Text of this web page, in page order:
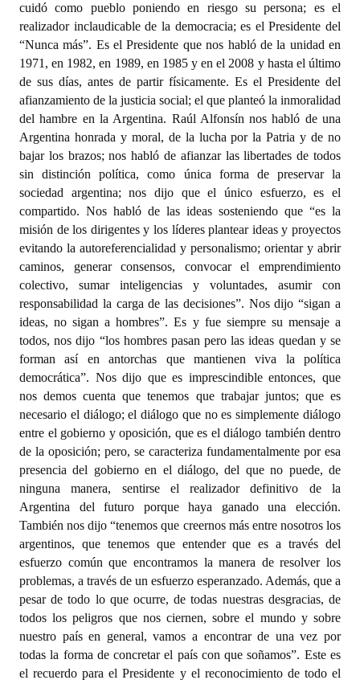
cuidó como pueblo poniendo en riesgo su persona; es el
realizador inclaudicable de la democracia; es el Presidente del
“Nunca más”. Es el Presidente que nos habló de la unidad en
1971, en 1982, en 1989, en 1985 y en el 2008 y hasta el último
de sus días, antes de partir físicamente. Es el Presidente del
afianzamiento de la justicia social; el que planteó la inmoralidad
del hambre en la Argentina. Raúl Alfonsín nos habló de una
Argentina honrada y moral, de la lucha por la Patria y de no
bajar los brazos; nos habló de afianzar las libertades de todos
sin distinción política, como única forma de preservar la
sociedad argentina; nos dijo que el único esfuerzo, es el
compartido. Nos habló de las ideas sosteniendo que “es la
misión de los dirigentes y los líderes plantear ideas y proyectos
evitando la autoreferencialidad y personalismo; orientar y abrir
caminos, generar consensos, convocar el emprendimiento
colectivo, sumar inteligencias y voluntades, asumir con
responsabilidad la carga de las decisiones”. Nos dijo “sigan a
ideas, no sigan a hombres”. Es y fue siempre su mensaje a
todos, nos dijo “los hombres pasan pero las ideas quedan y se
forman así en antorchas que mantienen viva la política
democrática”. Nos dijo que es imprescindible entonces, que
nos demos cuenta que tenemos que trabajar juntos; que es
necesario el diálogo; el diálogo que no es simplemente diálogo
entre el gobierno y oposición, que es el diálogo también dentro
de la oposición; pero, se caracteriza fundamentalmente por esa
presencia del gobierno en el diálogo, del que no puede, de
ninguna manera, sentirse el realizador definitivo de la
Argentina del futuro porque haya ganado una elección.
También nos dijo “tenemos que creernos más entre nosotros los
argentinos, que tenemos que entender que es a través del
esfuerzo común que encontramos la manera de resolver los
problemas, a través de un esfuerzo esperanzado. Además, que a
pesar de todo lo que ocurre, de todas nuestras desgracias, de
todos los peligros que nos ciernen, sobre el mundo y sobre
nuestro país en general, vamos a encontrar de una vez por
todas la forma de concretar el país con que soñamos”. Este es
el recuerdo para el Presidente y el reconocimiento de todo el